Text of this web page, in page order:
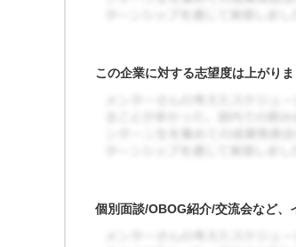
この企業に対する志望度は上がりま
個別面談/OBOG紹介/交流会など、